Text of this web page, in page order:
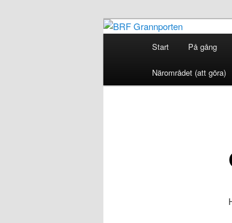
BRF
Start På gång
Närområdet (att göra)